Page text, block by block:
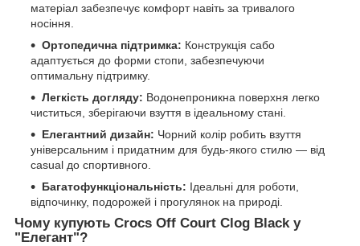
матеріал забезпечує комфорт навіть за тривалого
носіння.
Ортопедична підтримка: Конструкція сабо
адаптується до форми стопи, забезпечуючи
оптимальну підтримку.
Легкість догляду: Водонепроникна поверхня легко
чиститься, зберігаючи взуття в ідеальному стані.
Елегантний дизайн: Чорний колір робить взуття
універсальним і придатним для будь-якого стилю — від
casual до спортивного.
Багатофункціональність: Ідеальні для роботи,
відпочинку, подорожей і прогулянок на природі.
Чому купують Crocs Off Court Clog Black у
"Елегант"?